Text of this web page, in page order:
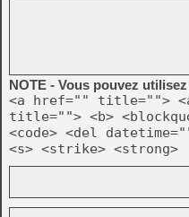
NOTE - Vous pouvez
<a href="" title="">
title=""> <b>
<code> <del
<s> <strike> <strong>